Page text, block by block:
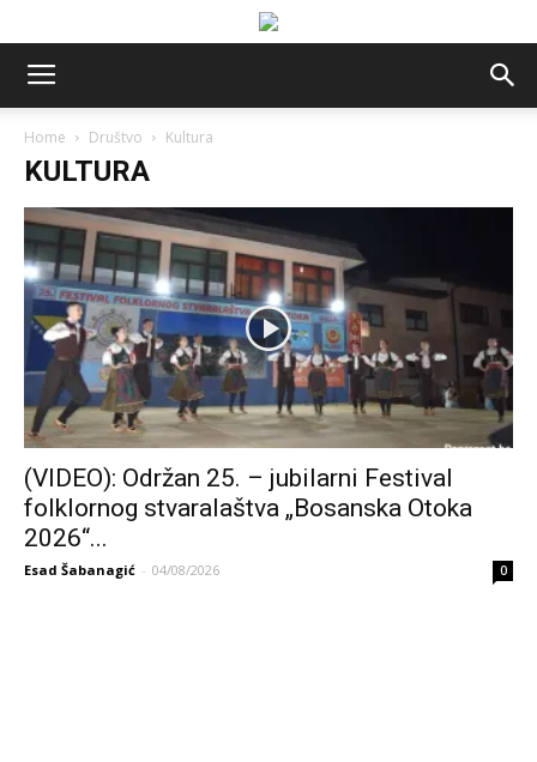
Home Društvo Kultura
KULTURA
(VIDEO): Održan 25. – jubilarni Festival
folklornog stvaralaštva „Bosanska Otoka
2026“...
Esad Šabanagić - 04/08/2026 0